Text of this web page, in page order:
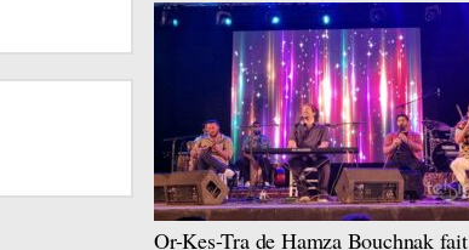
Or-Kes-Tra de Hamza Bouchnak fait